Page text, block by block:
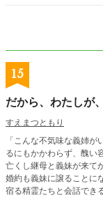
で週3で投稿します 大体
15
だから、わたしが
すえまつともり
「こんな不気味な義姉
るにもかかわらず、醜い
亡くし継母と義妹が来て
婚約も義妹に譲ることに
宿る精霊たちと会話でき